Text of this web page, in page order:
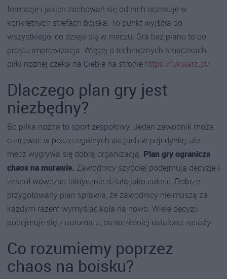
formacje i jakich zachowań się od nich oczekuje w
konkretnych strefach boiska. To punkt wyjścia do
wszystkiego, co dzieje się w meczu. Gra bez planu to po
prostu improwizacja. Więcej o technicznych smaczkach
piłki nożnej czeka na Ciebie na stronie https://fuksiarz.pl/.
Dlaczego plan gry jest
niezbędny?
Bo piłka nożna to sport zespołowy. Jeden zawodnik może
czarować w poszczególnych akcjach w pojedynkę, ale
mecz wygrywa się dobrą organizacją. Plan gry ogranicza
chaos na murawie. Zawodnicy szybciej podejmują decyzje i
zespół wówczas faktycznie działa jako całość. Dobrze
przygotowany plan sprawia, że zawodnicy nie muszą za
każdym razem wymyślać koła na nowo. Wiele decyzji
podejmuje się z automatu, bo wcześniej ustalono zasady.
Co rozumiemy poprzez
chaos na boisku?